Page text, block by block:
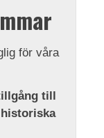
för våra
till